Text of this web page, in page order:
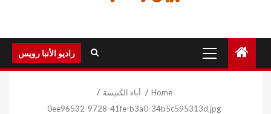
Menu
راديو الأنبا رويس
Home
أباء الكنيسة
0ee96532-9728-41fe-b3a0-34b5c595313d.jpg